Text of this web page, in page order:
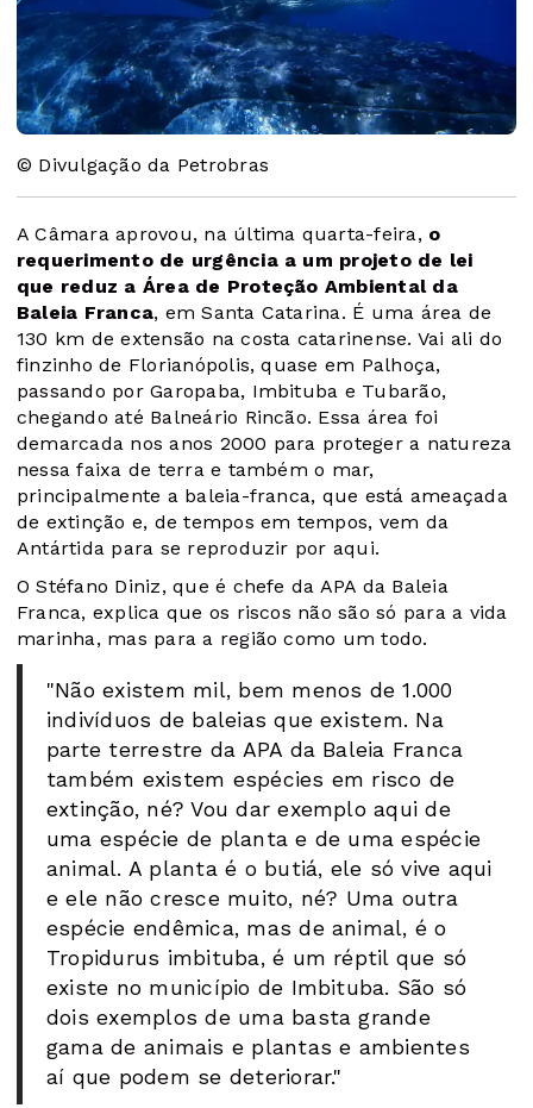
© Divulgação da Petrobras
A Câmara aprovou, na última quarta-feira, o
requerimento de urgência a um projeto de lei
que reduz a Área de Proteção Ambiental da
Baleia Franca, em Santa Catarina. É uma área de
130 km de extensão na costa catarinense. Vai ali do
finzinho de Florianópolis, quase em Palhoça,
passando por Garopaba, Imbituba e Tubarão,
chegando até Balneário Rincão. Essa área foi
demarcada nos anos 2000 para proteger a natureza
nessa faixa de terra e também o mar,
principalmente a baleia-franca, que está ameaçada
de extinção e, de tempos em tempos, vem da
Antártida para se reproduzir por aqui.
O Stéfano Diniz, que é chefe da APA da Baleia
Franca, explica que os riscos não são só para a vida
marinha, mas para a região como um todo.
"Não existem mil, bem menos de 1.000
indivíduos de baleias que existem. Na
parte terrestre da APA da Baleia Franca
também existem espécies em risco de
extinção, né? Vou dar exemplo aqui de
uma espécie de planta e de uma espécie
animal. A planta é o butiá, ele só vive aqui
e ele não cresce muito, né? Uma outra
espécie endêmica, mas de animal, é o
Tropidurus imbituba, é um réptil que só
existe no município de Imbituba. São só
dois exemplos de uma basta grande
gama de animais e plantas e ambientes
aí que podem se deteriorar."